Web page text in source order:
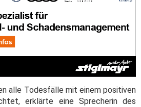
alle Todesfälle mit einem positiven
erklärte eine Sprecherin des